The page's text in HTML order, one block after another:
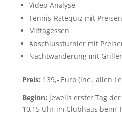
Video-Analyse
Tennis-Ratequiz mit Preisen
Mittagessen
Abschlussturnier mit
Nachtwanderung mit
Preis: 139,- Euro (incl. allen
Beginn: jeweils erster Tag
10.15 Uhr im Clubhaus beim